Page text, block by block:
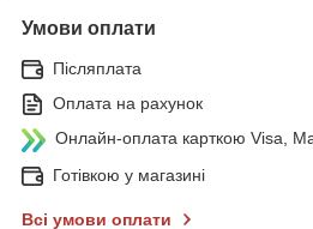
Умови оплати
Післяплата
Оплата на рахунок
Онлайн-оплата карткою Visa,
Готівкою у магазині
Всі умови оплати